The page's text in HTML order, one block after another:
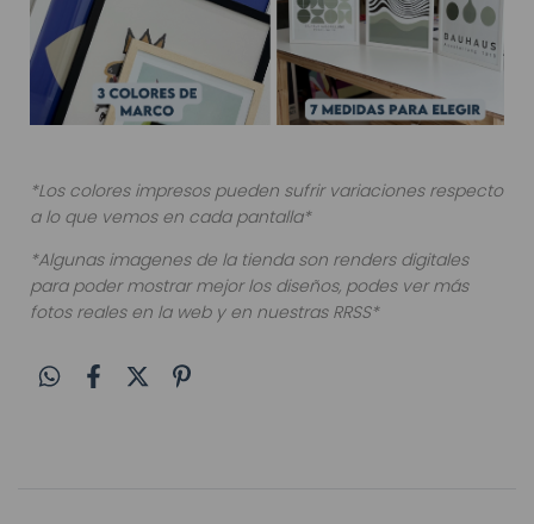
*Los colores impresos pueden sufrir variaciones respecto
a lo que vemos en cada pantalla*
*Algunas imagenes de la tienda son renders digitales
para poder mostrar mejor los diseños, podes ver más
fotos reales en la web y en nuestras RRSS*